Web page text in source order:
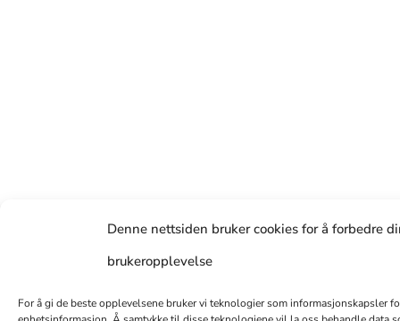
Denne nettsiden bruker cookies for å forbedre
brukeropplevelse
For å gi de beste opplevelsene bruker vi teknologier som informasjonskapsler